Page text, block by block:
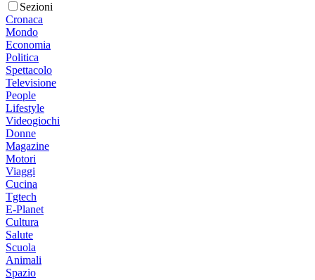
Sezioni
Cronaca
Mondo
Economia
Politica
Spettacolo
Televisione
People
Lifestyle
Videogiochi
Donne
Magazine
Motori
Viaggi
Cucina
Tgtech
E-Planet
Cultura
Salute
Scuola
Animali
Spazio